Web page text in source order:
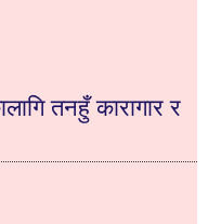
तनहुँ कारागार र